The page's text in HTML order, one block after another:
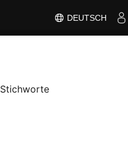
DEUTSCH
Stichworte